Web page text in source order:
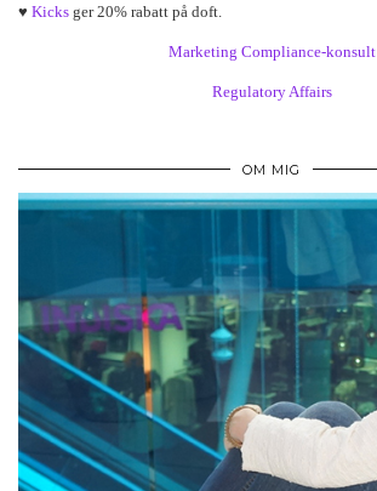
♥ Kicks ger 20% rabatt på doft.
Marketing Compliance-konsult
Regulatory Affairs
OM MIG